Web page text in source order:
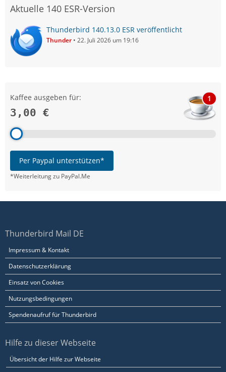
Aktuelle 140 ESR-Version
Thunderbird 140.13.0 ESR veröffentlicht
Thunder 22. Juli 2026 um 19:16
Kaffee ausgeben für:
3,00 €
1
Per Paypal unterstützen*
*Weiterleitung zu PayPal.Me
Thunderbird Mail DE
Impressum & Kontakt
Datenschutzerklärung
Einsatz von Cookies
Nutzungsbedingungen
Spendenaufruf für Thunderbird
Hilfe zu dieser Webseite
Übersicht der Hilfe zur Webseite